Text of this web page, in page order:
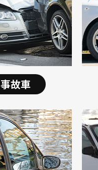
事故車